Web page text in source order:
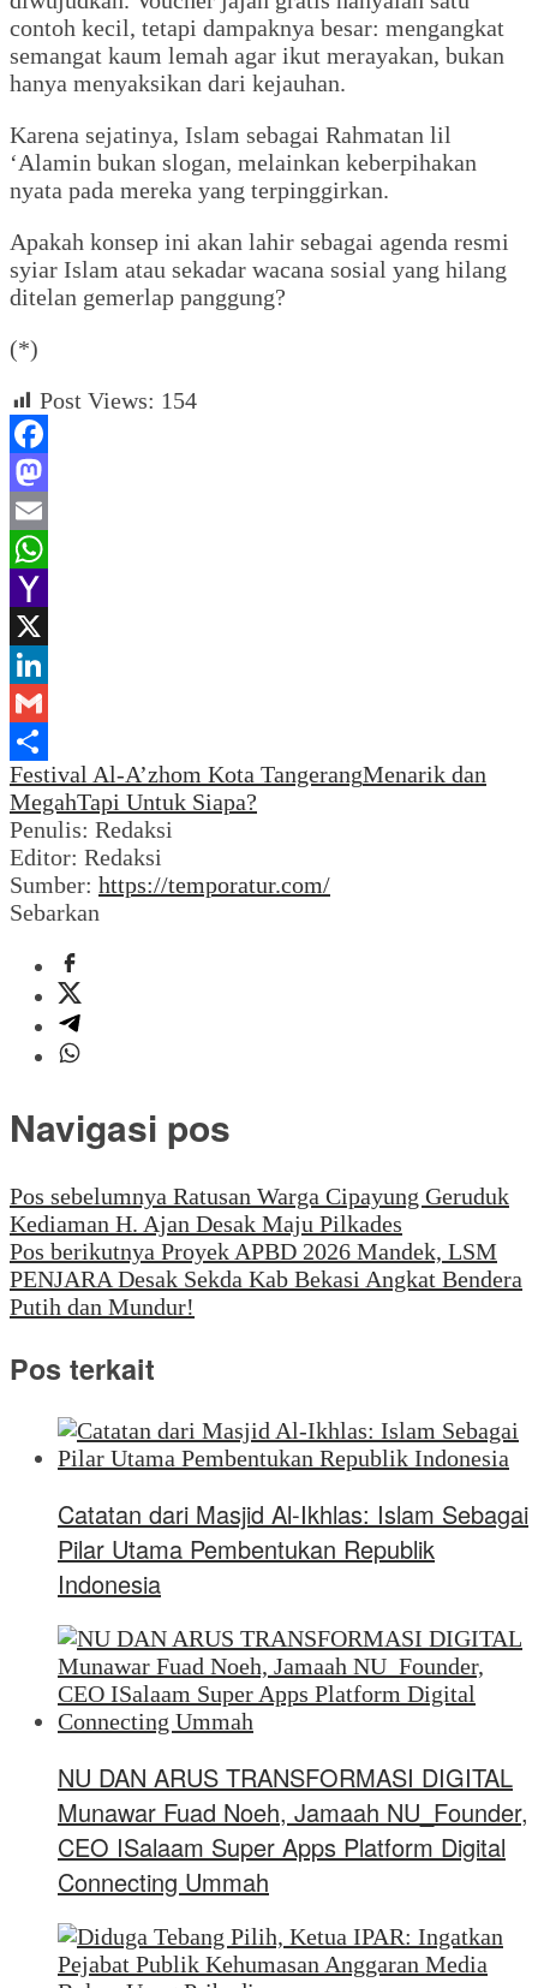
contoh kecil, tetapi dampaknya besar: mengangkat
semangat kaum lemah agar ikut merayakan, bukan
hanya menyaksikan dari kejauhan.
Karena sejatinya, Islam sebagai Rahmatan lil
‘Alamin bukan slogan, melainkan keberpihakan
nyata pada mereka yang terpinggirkan.
Apakah konsep ini akan lahir sebagai agenda resmi
syiar Islam atau sekadar wacana sosial yang hilang
ditelan gemerlap panggung?
(*)
Post Views: 154
Facebook
Mastodon
Email
WhatsApp
Yahoo
Mail
X
LinkedIn
Gmail
Share
Festival Al-A’zhom Kota TangerangMenarik dan
MegahTapi Untuk Siapa?
Penulis: Redaksi
Editor: Redaksi
Sumber: https://temporatur.com/
Sebarkan
Navigasi pos
Pos sebelumnya Ratusan Warga Cipayung Geruduk
Kediaman H. Ajan Desak Maju Pilkades
Pos berikutnya Proyek APBD 2026 Mandek, LSM
PENJARA Desak Sekda Kab Bekasi Angkat Bendera
Putih dan Mundur!
Pos terkait
Catatan dari Masjid Al-Ikhlas: Islam Sebagai
Pilar Utama Pembentukan Republik
Indonesia
NU DAN ARUS TRANSFORMASI DIGITAL
Munawar Fuad Noeh, Jamaah NU_Founder,
CEO ISalaam Super Apps Platform Digital
Connecting Ummah